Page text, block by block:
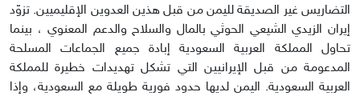
التضاريس غير الصديقة لليمن من قبل هذين العدوين الإقليميين. تزوّد
إيران الزيدي الشيعي الحوثي بالمال والسلاح والدعم المعنوي ، بينما
تحاول المملكة العربية السعودية إبادة جميع الجماعات المسلحة
المدعومة من قبل الإيرانيين التي تشكل تهديدات خطيرة للمملكة
العربية السعودية. اليمن لديها حدود فورية طويلة مع السعودية، وإذا